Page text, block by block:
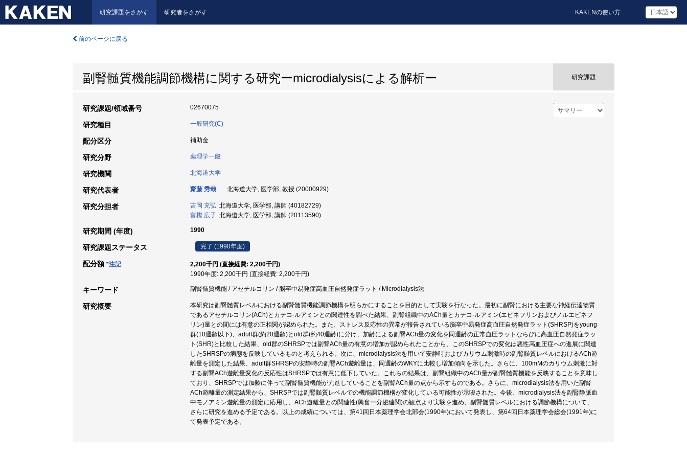
研究課題をさがす 研究者をさがす KAKENの使い方
前のページに戻る
副腎髄質機能調節機構に関する研究ーmicrodialysisによる解析ー 研究課題
研究課題/領域番号 02670075
研究種目 一般研究(C)
配分区分 補助金
研究分野 薬理学一般
研究機関 北海道大学
研究代表者 齋藤 秀哉 北海道大学, 医学部, 教授 (20000929)
研究分担者 吉岡 充弘 北海道大学, 医学部, 講師 (40182729)
富樫 広子 北海道大学, 医学部, 講師 (20113590)
研究期間 (年度) 1990
研究課題ステータス 完了 (1990年度)
配分額 *注記
2,200千円 (直接経費: 2,200千円)
1990年度: 2,200千円 (直接経費: 2,200千円)
キーワード 副腎髄質機能 / アセチルコリン / 脳卒中易発症高血圧自然発症ラット / Microdialysis法
研究概要
本研究は副腎髄質レベルにおける副腎髄質機能調節機構を明らかにすることを目的として実験を行なった。最初に副腎における主要な神経伝達物質
であるアセチルコリン(ACh)とカテコ-ルアミンとの関連性を調べた結果、副腎組織中のACh量とカテコ-ルアミン(エピネフリンおよびノルエピネフ
リン)量との間には有意の正相関が認められた。また、ストレス反応性の異常が報告されている脳卒中易発症高血圧自然発症ラット(SHRSP)をyoung
群(10週齢以下)、adult群(約20週齢)とold群(約40週齢)に分け、加齢による副腎ACh量の変化を同週齢の正常血圧ラットならびに高血圧自然発症ラッ
ト(SHR)と比較した結果、old群のSHRSPでは副腎ACh量の有意の増加が認められたことから、このSHRSPでの変化は悪性高血圧症への進展に関連
したSHRSPの病態を反映しているものと考えられる。次に、microdialysis法を用いて安静時およびカリウム刺激時の副腎髄質レベルにおけるACh遊
離量を測定した結果、adult群SHRSPの安静時の副腎ACh遊離量は、同週齢のWKYに比較し増加傾向を示した。さらに、100mMのカリウム刺激に対
する副腎ACh遊離量変化の反応性はSHRSPでは有意に低下していた。これらの結果は、副腎組織中のACh量が副腎髄質機能を反映することを意味し
ており、SHRSPでは加齢に伴って副腎髄質機能が亢進していることを副腎ACh量の点から示すものである。さらに、microdialysis法を用いた副腎
ACh遊離量の測定結果から、SHRSPでは副腎髄質レベルでの機能調節機構が変化している可能性が示唆された。今後、microdialysis法を副腎静脈血
中モノアミン遊離量の測定に応用し、ACh遊離量との関連性(興奮ー分泌連関)の観点より実験を進め、副腎髄質レベルにおける調節機構について、
さらに研究を進める予定である。以上の成績については、第41回日本薬理学会北部会(1990年)において発表し、第64回日本薬理学会総会(1991年)に
て発表予定である。